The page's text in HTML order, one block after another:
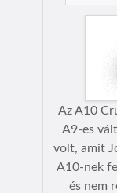
Az A10
A9-es
volt, amit
A10-nek
és nem